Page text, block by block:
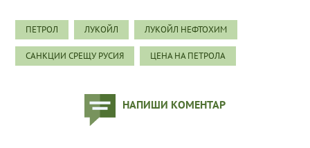
ПЕТРОЛ ЛУКОЙЛ ЛУКОЙЛ НЕФТОХИМ
САНКЦИИ СРЕЩУ РУСИЯ ЦЕНА НА ПЕТРОЛА
НАПИШИ КОМЕНТАР